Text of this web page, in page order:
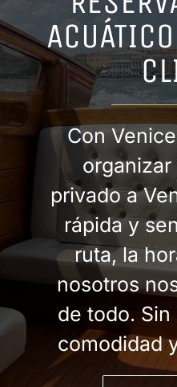
Con
privado a
rápida y
ruta, la
nosotros
de todo.
comodidad